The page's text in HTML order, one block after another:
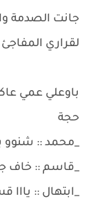
جانت الصدمة
لقراري المفاجئ
باوعلي عمي
حجة
_محمد ::
_قاسم :: خاف
_ابتهال ::